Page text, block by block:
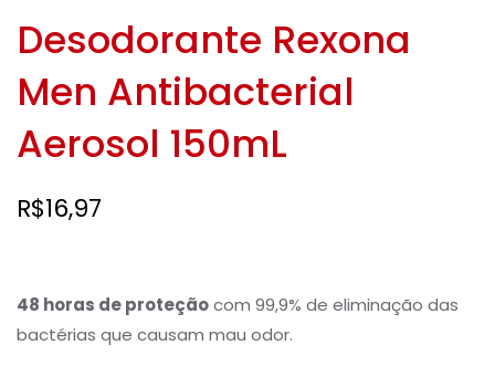
Desodorante Rexona
Men Antibacterial
Aerosol 150mL
R$16,97
48 horas de proteçãocom 99,9% de eliminação das
bactérias que causam mau odor.